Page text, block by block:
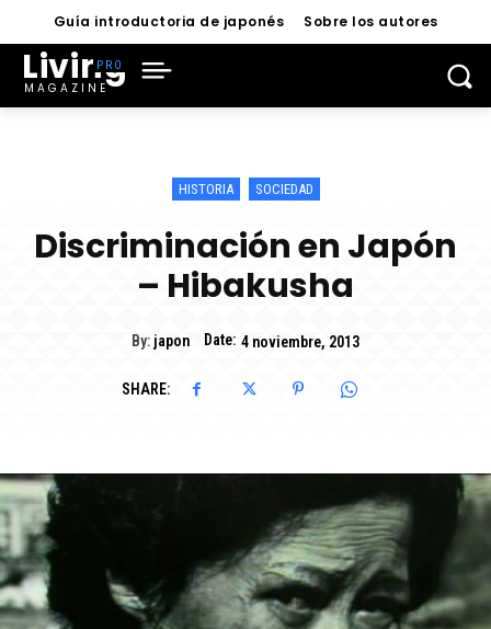
Guía introductoria de japonés Sobre los autores
Living
MAGAZINE
HISTORIA SOCIEDAD
Discriminación en Japón
– Hibakusha
By: japon Date: 4 noviembre, 2013
SHARE: